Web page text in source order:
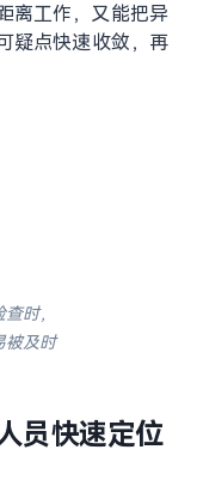
离工作，又能把异
疑点快速收敛，再
电异常往往不容易被